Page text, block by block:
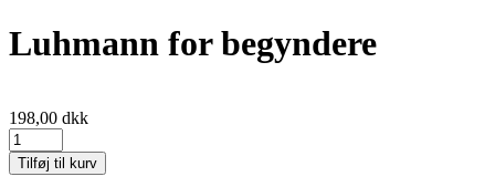
Luhmann for begyndere
198,00 dkk
Luhmann
for
begyndere
Tilføj til kurv